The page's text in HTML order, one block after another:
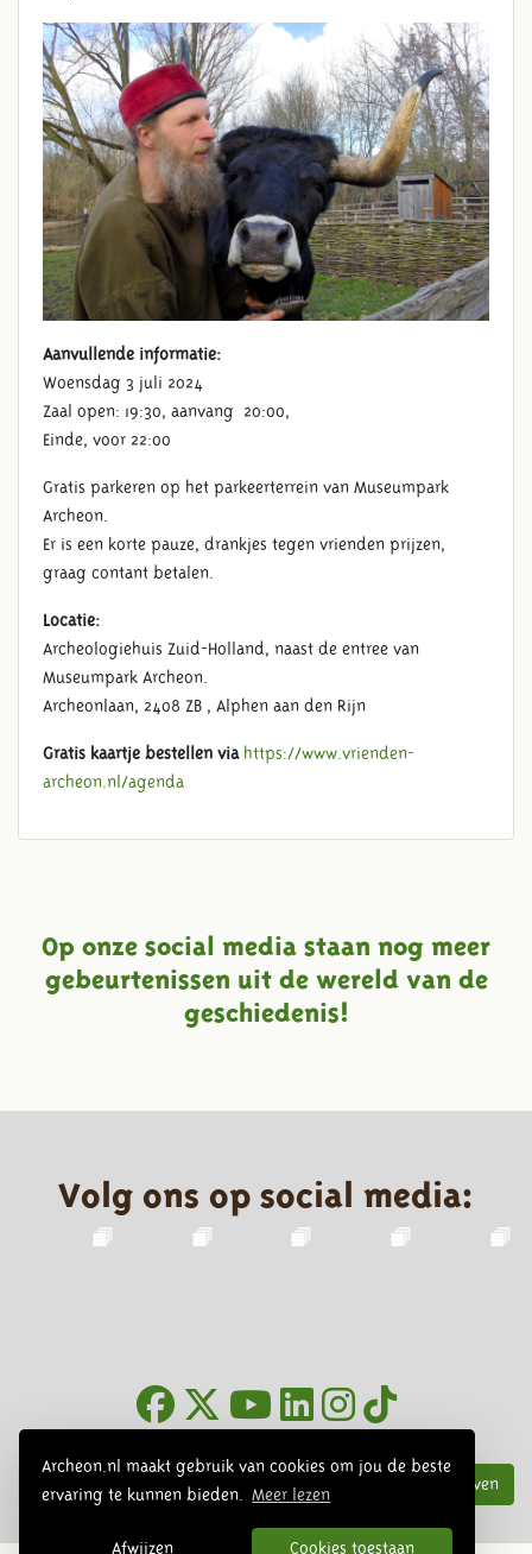
Archeon.nl maakt gebruik van cookies om jou de beste
ervaring te kunnen bieden.
Meer lezen
Afwijzen Cookies toestaan
Aanvullende informatie:
Woensdag 3 juli 2024
Zaal open: 19:30, aanvang 20:00,
Einde, voor 22:00
Gratis parkeren op het parkeerterrein van Museumpark
Archeon.
Er is een korte pauze, drankjes tegen vrienden prijzen,
graag contant betalen.
Locatie:
Archeologiehuis Zuid-Holland, naast de entree van
Museumpark Archeon.
Archeonlaan, 2408 ZB , Alphen aan den Rijn
Gratis kaartje bestellen via https://www.vrienden-
archeon.nl/agenda
Op onze social media staan nog meer
gebeurtenissen uit de wereld van de
geschiedenis!
Volg ons op social media:
Inschrijven